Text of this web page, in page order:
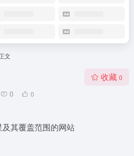
文
0 0
收藏 0
其覆盖范围的网站